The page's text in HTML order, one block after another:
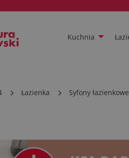
Kuchnia
Łazienka Syfony